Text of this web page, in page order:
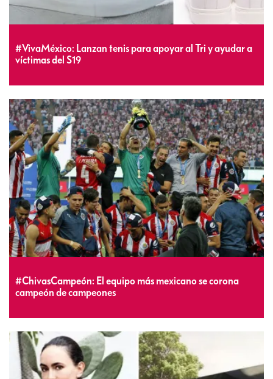
#VivaMéxico: Lanzan tenis para apoyar al Tri y ayudar a
víctimas del S19
#ChivasCampeón: El equipo más mexicano se corona
campeón de campeones